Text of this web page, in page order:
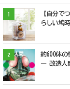
1
【自分で
らしい鳩
2
約600体
ー 改造人